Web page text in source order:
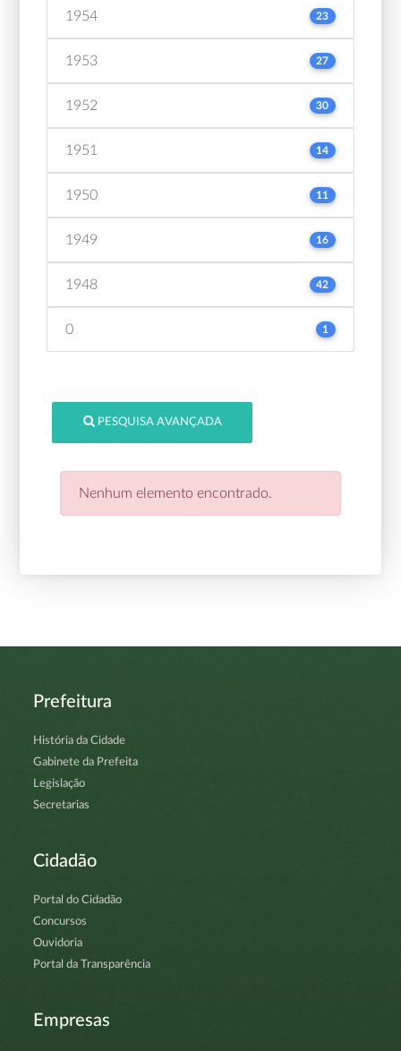
1954 23
1953 27
1952 30
1951 14
1950 11
1949 16
1948 42
0 1
PESQUISA AVANÇADA
Nenhum elemento encontrado.
Prefeitura
História da Cidade
Gabinete da Prefeita
Legislação
Secretarias
Cidadão
Portal do Cidadão
Concursos
Ouvidoria
Portal da Transparência
Empresas